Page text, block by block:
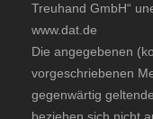
Treuhand GmbH“
www.dat.de
Die angegebenen
vorgeschriebenen
gegenwärtig